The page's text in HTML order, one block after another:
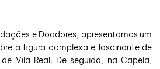
e Doadores, apresentamos um
a figura complexa e fascinante de
Vila Real. De seguida, na Capela,